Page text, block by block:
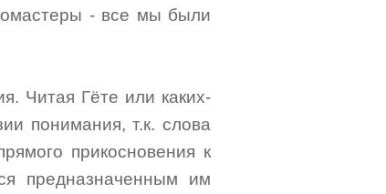
- все мы были
Читая Гёте или каких-
понимания, т.к. слова
прикосновения к
предназначенным им